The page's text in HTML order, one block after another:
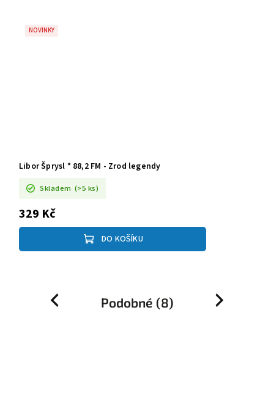
NOVINKY
Libor Šprysl * 88,2 FM - Zrod legendy
Skladem (>5 ks)
329 Kč
DO KOŠÍKU
Podobné (8)
Previous Next